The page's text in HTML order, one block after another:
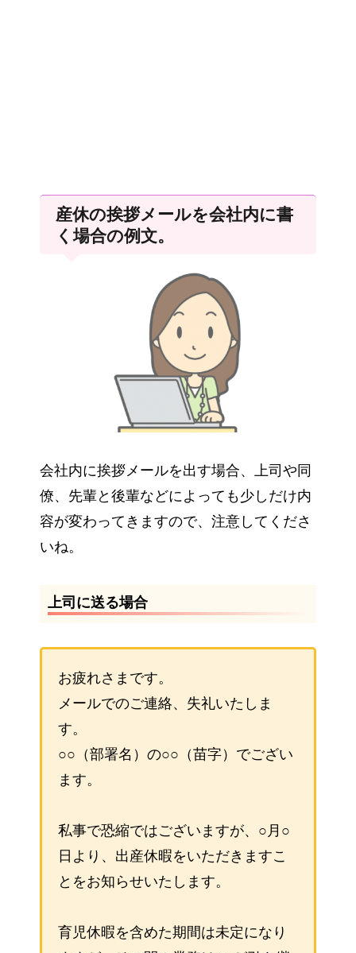
産休の挨拶メールを会社内に書
く場合の例文。
会社内に挨拶メールを出す場合、上司や同
僚、先輩と後輩などによっても少しだけ内
容が変わってきますので、注意してくださ
いね。
上司に送る場合
お疲れさまです。
メールでのご連絡、失礼いたしま
す。
○○（部署名）の○○（苗字）でござい
ます。
私事で恐縮ではございますが、○月○
日より、出産休暇をいただきますこ
とをお知らせいたします。
育児休暇を含めた期間は未定になり